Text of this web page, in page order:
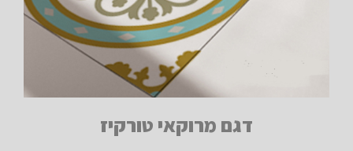
דגם מרוקאי טורקיז